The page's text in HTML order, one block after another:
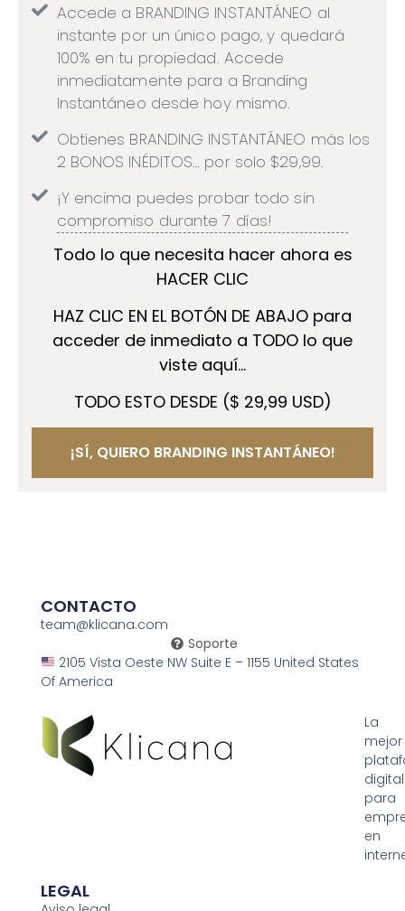
Accede a BRANDING INSTANTÁNEO al
instante por un único pago, y quedará
100% en tu propiedad. Accede
inmediatamente para a Branding
Instantáneo desde hoy mismo.
Obtienes BRANDING INSTANTÁNEO más los
2 BONOS INÉDITOS… por solo $29,99.
¡Y encima puedes probar todo sin
compromiso durante 7 días!
Todo lo que necesita hacer ahora es
HACER CLIC
HAZ CLIC EN EL BOTÓN DE ABAJO para
acceder de inmediato a TODO lo que
viste aquí…
TODO ESTO DESDE ($ 29,99 USD)
¡SÍ, QUIERO BRANDING INSTANTÁNEO!
La
mejor
digital
para
en
CONTACTO
team@klicana.com
Soporte
2105 Vista Oeste NW Suite E – 1155 United States
Of America
LEGAL